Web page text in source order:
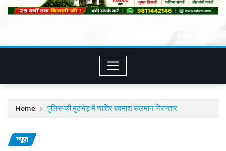
Home पुलिस की मुठभेड़ में शातिर बदमाश सलमान गिरफ्तार
न्यूज़